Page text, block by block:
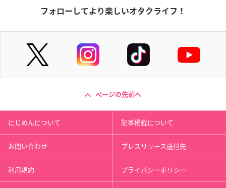
フォローしてより楽しいオタクライフ！
ページの先頭へ
にじめんについて 記事掲載について
お問い合わせ プレスリリース送付先
利用規約 プライバシーポリシー